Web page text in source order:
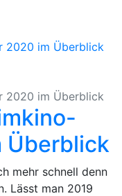
Überblick
mehr schnell denn
Lässt man 2019